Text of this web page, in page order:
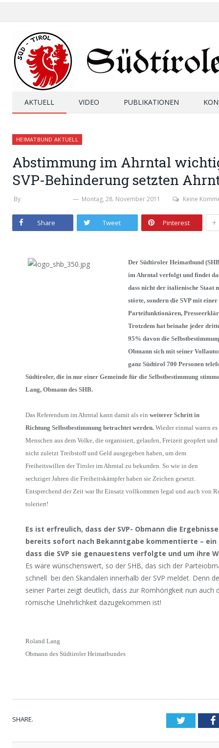
AKTUELL VIDEO PUBLIKATIONEN
HEIMATBUND AKTUELL
Abstimmung im Ahrntal
SVP-Behinderung setzten
By Montag, 28. November 2011 Keine
Share Tweet Pinterest +
Der Südtiroler Heimatbund
im Ahrntal verfolgt und findet
dass nicht der italienische Staat
störte, sondern die SVP mit
Parteifunktionären,
Trotzdem hat beinahe jeder
95% davon die
Obmann sich mit seiner
ganz Südtirol 700 Personen
Südtiroler, die in nur einer Gemeinde für die Selbstbestimmung
Lang, Obmann des SHB.
Das Referendum im Ahrntal kann damit als einweiterer Schritt in
Richtung Selbstbestimmung betrachtet werden. Wieder einmal waren es
Menschen aus dem Volke, die organisiert, gelaufen, Freizeit geopfert und
nicht zuletzt Treibstoff und Geld ausgegeben haben, um dem
Freiheitswillen der Tiroler im Ahrntal zu bekunden. So wie in den
sechziger Jahren die Freiheitskämpfer haben sie Zeichen gesetzt.
Entsprechend der Zeit war Ihr Einsatz vollkommen legal und auch von
toleriert!
Es ist erfreulich, dass der SVP- Obmann die
bereits sofort nach Bekanntgabe kommentierte – ein
dass die SVP sie genauestens verfolgte und um ihre
Es wäre wünschenswert, so der SHB, das sich der
schnell bei den Skandalen innerhalb der SVP meldet. Denn
seiner Partei zeigt deutlich, dass zur Romhörigkeit nun auch
römische Unehrlichkeit dazugekommen ist!
Roland Lang
Obmann des Südtiroler Heimatbundes
SHARE. Twitter